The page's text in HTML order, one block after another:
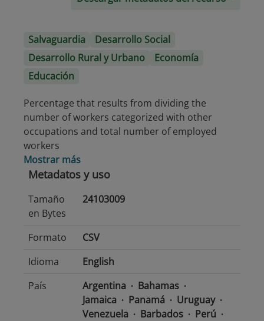
Salvaguardia
Desarrollo Social
Desarrollo Rural y Urbano
Economía
Educación
Percentage that results from dividing the
number of workers categorized with other
occupations and total number of employed
workers
Mostrar más
Metadatos y uso
Tamaño
en Bytes
24103009
Formato
CSV
Idioma
English
País
Argentina
Bahamas
Jamaica
Panamá
Uruguay
Venezuela
Barbados
Perú